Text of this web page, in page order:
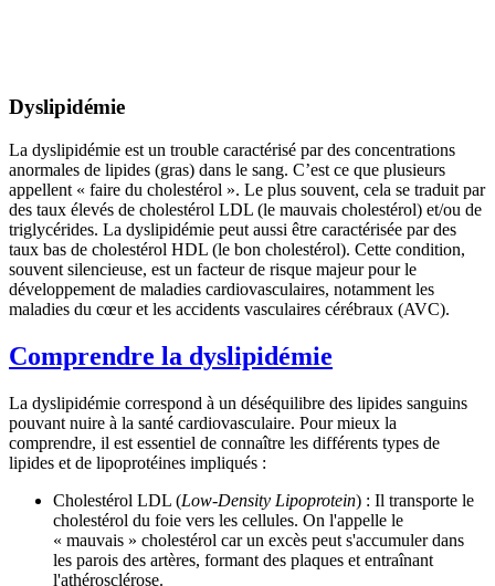
Dyslipidémie
La dyslipidémie est un trouble caractérisé par des concentrations
anormales de lipides (gras) dans le sang. C’est ce que plusieurs
appellent « faire du cholestérol ». Le plus souvent, cela se traduit par
des taux élevés de cholestérol LDL (le mauvais cholestérol) et/ou de
triglycérides. La dyslipidémie peut aussi être caractérisée par des
taux bas de cholestérol HDL (le bon cholestérol). Cette condition,
souvent silencieuse, est un facteur de risque majeur pour le
développement de maladies cardiovasculaires, notamment les
maladies du cœur et les accidents vasculaires cérébraux (AVC).
Comprendre la dyslipidémie
La dyslipidémie correspond à un déséquilibre des lipides sanguins
pouvant nuire à la santé cardiovasculaire. Pour mieux la
comprendre, il est essentiel de connaître les différents types de
lipides et de lipoprotéines impliqués :
Cholestérol LDL (Low-Density Lipoprotein) : Il transporte le
cholestérol du foie vers les cellules. On l'appelle le
« mauvais » cholestérol car un excès peut s'accumuler dans
les parois des artères, formant des plaques et entraînant
l'athérosclérose.